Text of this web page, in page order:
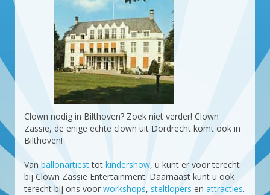
Clown nodig in Bilthoven? Zoek niet verder! Clown
Zassie, de enige echte clown uit Dordrecht komt ook in
Bilthoven!
Van ballonartiesttot kindershow, u kunt er voor terecht
bij Clown Zassie Entertainment. Daarnaast kunt u ook
terecht bij ons voor workshops, steltlopers en attracties.